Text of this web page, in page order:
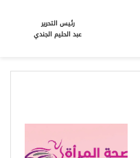
رئيس التحرير
عبد الحليم الجندي